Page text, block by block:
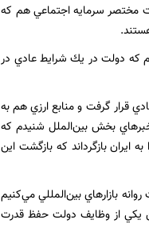
مختصر سرمايه اجتماعي هم كه
كه دولت در يك شرايط عادي در
قرار گرفت و منابع ارزي هم به
بخش بين‌الملل شنيدم كه
اين كشور بلوكه شده را به ايران بازگرداند كه بازگشت اين
بازارهاي بين‌المللي مي‌كنيم
يكي از وظايف دولت حفظ قدرت